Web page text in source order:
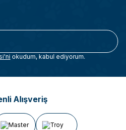
okudum, kabul ediyorum.
Alışveriş